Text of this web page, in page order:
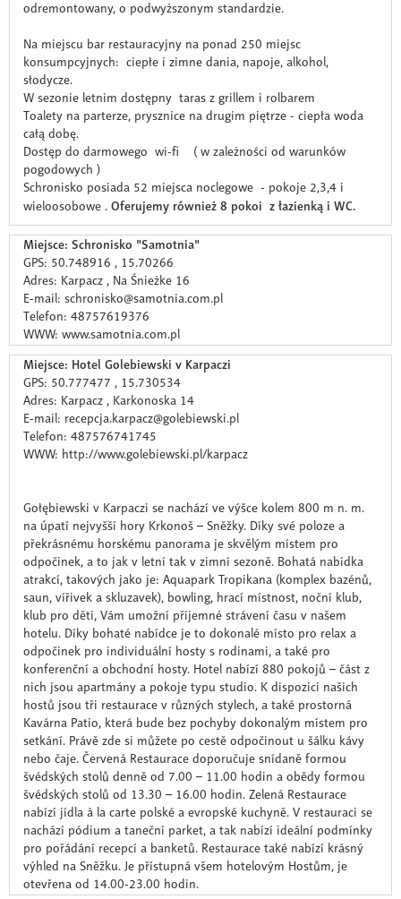
odremontowany, o podwyższonym standardzie.
Na miejscu bar restauracyjny na ponad 250 miejsc
konsumpcyjnych: ciepłe i zimne dania, napoje, alkohol,
słodycze.
W sezonie letnim dostępny taras z grillem i rolbarem
Toalety na parterze, prysznice na drugim piętrze - ciepła woda
całą dobę.
Dostęp do darmowego wi-fi ( w zależności od warunków
pogodowych )
Schronisko posiada 52 miejsca noclegowe - pokoje 2,3,4 i
wieloosobowe . Oferujemy również 8 pokoi z łazienką i WC.
Miejsce: Schronisko "Samotnia"
GPS: 50.748916 , 15.70266
Adres: Karpacz , Na Śnieżke 16
E-mail: schronisko@samotnia.com.pl
Telefon: 48757619376
WWW: www.samotnia.com.pl
Miejsce: Hotel Golebiewski v Karpaczi
GPS: 50.777477 , 15.730534
Adres: Karpacz , Karkonoska 14
E-mail: recepcja.karpacz@golebiewski.pl
Telefon: 487576741745
WWW: http://www.golebiewski.pl/karpacz
Gołębiewski v Karpaczi se nachází ve výšce kolem 800 m n. m.
na úpatí nejvyšší hory Krkonoš – Sněžky. Díky své poloze a
překrásnému horskému panorama je skvělým místem pro
odpočinek, a to jak v letní tak v zimní sezoně. Bohatá nabídka
atrakcí, takových jako je: Aquapark Tropikana (komplex bazénů,
saun, vířivek a skluzavek), bowling, hrací místnost, noční klub,
klub pro děti, Vám umožní příjemné strávení času v našem
hotelu. Díky bohaté nabídce je to dokonalé místo pro relax a
odpočinek pro individuální hosty s rodinami, a také pro
konferenční a obchodní hosty. Hotel nabízí 880 pokojů – část z
nich jsou apartmány a pokoje typu studio. K dispozici našich
hostů jsou tři restaurace v různých stylech, a také prostorná
Kavárna Patio, která bude bez pochyby dokonalým místem pro
setkání. Právě zde si můžete po cestě odpočinout u šálku kávy
nebo čaje. Červená Restaurace doporučuje snídaně formou
švédských stolů denně od 7.00 – 11.00 hodin a obědy formou
švédských stolů od 13.30 – 16.00 hodin. Zelená Restaurace
nabízí jídla à la carte polské a evropské kuchyně. V restauraci se
nachází pódium a taneční parket, a tak nabízí ideální podmínky
pro pořádání recepcí a banketů. Restaurace také nabízí krásný
výhled na Sněžku. Je přístupná všem hotelovým Hostům, je
otevřena od 14.00-23.00 hodin.